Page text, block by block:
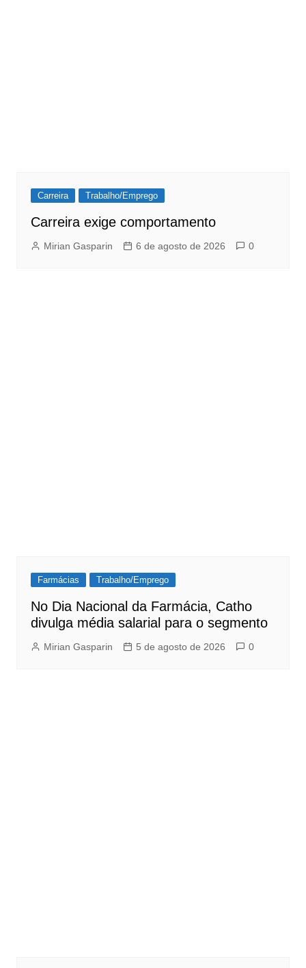
Carreira Trabalho/Emprego
Carreira exige comportamento
Mirian Gasparin 6 de agosto de 2026 0
Farmácias Trabalho/Emprego
No Dia Nacional da Farmácia, Catho
divulga média salarial para o segmento
Mirian Gasparin 5 de agosto de 2026 0